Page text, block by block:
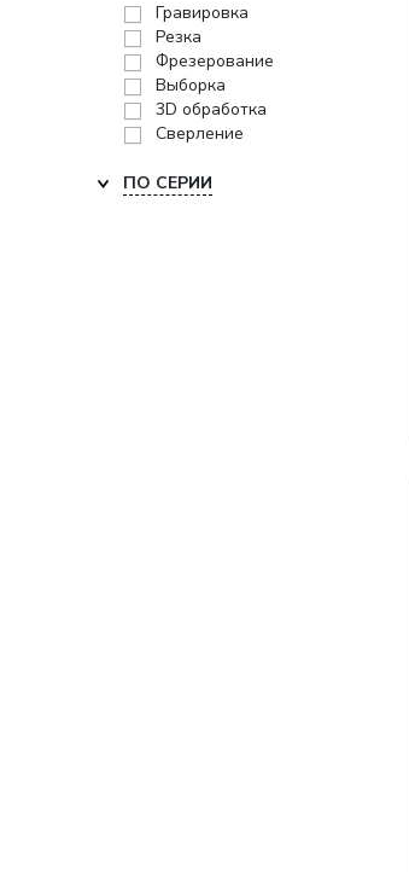
Гравировка
Резка
Фрезерование
Выборка
3D обработка
Сверление
ПО СЕРИИ